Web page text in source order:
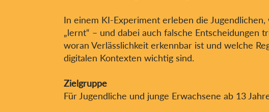
In einem KI-Experiment erleben die
„lernt“ – und dabei auch falsche Entscheidungen
woran Verlässlichkeit erkennbar ist und welche
digitalen Kontexten wichtig sind.
Zielgruppe
Für Jugendliche und junge Erwachsene ab 13